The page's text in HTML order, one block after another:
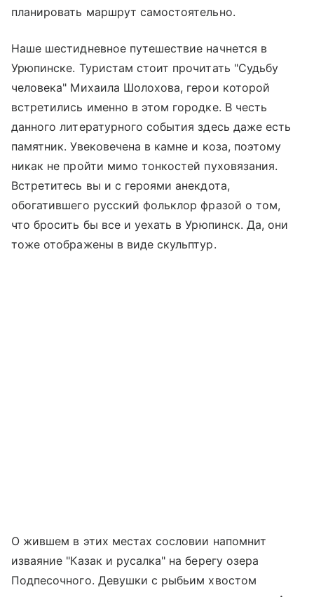
планировать маршрут самостоятельно.
Наше шестидневное путешествие начнется в
Урюпинске. Туристам стоит прочитать "Судьбу
человека" Михаила Шолохова, герои которой
встретились именно в этом городке. В честь
данного литературного события здесь даже есть
памятник. Увековечена в камне и коза, поэтому
никак не пройти мимо тонкостей пуховязания.
Встретитесь вы и с героями анекдота,
обогатившего русский фольклор фразой о том,
что бросить бы все и уехать в Урюпинск. Да, они
тоже отображены в виде скульптур.
О жившем в этих местах сословии напомнит
изваяние "Казак и русалка" на берегу озера
Подпесочного. Девушки с рыбьим хвостом